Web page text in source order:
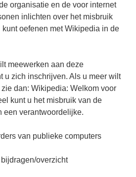
organisatie en de voor internet
inlichten over het misbruik
oefenen met Wikipedia in de
meewerken aan deze
u zich inschrijven. Als u meer wilt
dan: Wikipedia: Welkom voor
kunt u het misbruik van de
een verantwoordelijke.
van publieke computers
overzicht